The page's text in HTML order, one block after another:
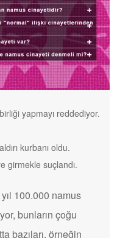
yapmayı reddediyor.
kurbanı oldu.
girmekle suçlandı.
100.000 namus
bunların çoğu
bazıları, örneğin